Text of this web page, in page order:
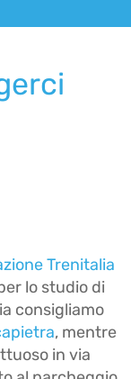
Trenitalia
lo studio di
consigliamo
, mentre
in via